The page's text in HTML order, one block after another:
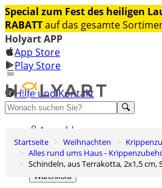
Special zum Fest des heiligen
RABATTauf das gesamte
Holyart APP
App Store
Play Store
Hilfe und Kontakt
Entdecken Sie Premium
Anmelden
Wunschliste
0
Warenkorb
Startseite Weihnachten
Alles rund ums Haus -
Schindeln, aus Terrakotta, 2x1,5 cm,